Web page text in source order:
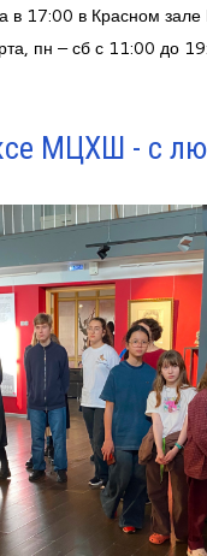
в 17:00 в Красном зале
пн – сб с 11:00 до
МЦХШ - с